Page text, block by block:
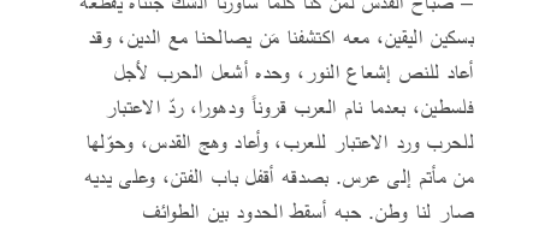
بسكين اليقين، معه اكتشفنا مَن يصالحنا مع الدين، وقد
أعاد للنص إشعاع النور، وحده أشعل الحرب لأجل
فلسطين، بعدما نام العرب قروناً ودهورا، ردّ الاعتبار
للحرب ورد الاعتبار للعرب، وأعاد وهج القدس، وحوّلها
من مأتم إلى عرس. بصدقه أقفل باب الفتن، وعلى يديه
صار لنا وطن. حبه أسقط الحدود بين الطوائف